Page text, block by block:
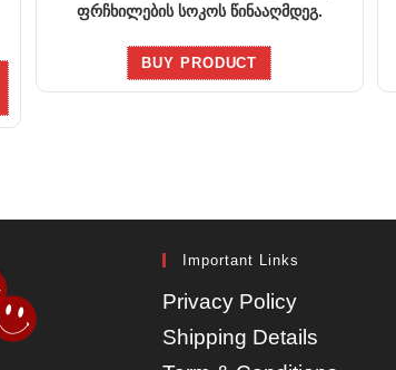
ფრჩხილების სოკოს წინააღმდეგ.
BUY PRODUCT
Important Links
Privacy Policy
Shipping Details